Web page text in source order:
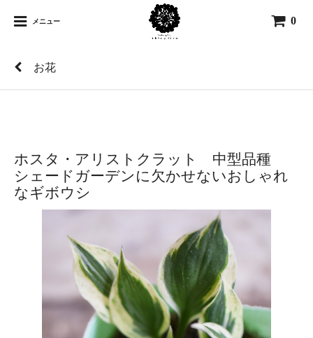
メニュー 0
お花
ホスタ・アリストクラット 中型品種
シェードガーデンに欠かせないおしゃれ
なギボウシ